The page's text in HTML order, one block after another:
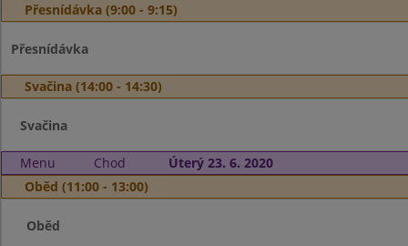
Přesnídávka (9:00 - 9:15)
Přesnídávka
Svačina (14:00 - 14:30)
Svačina
Menu Chod
Úterý 23. 6. 2020
Oběd (11:00 - 13:00)
Oběd